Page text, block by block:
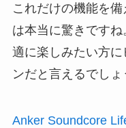
これだけの機能を
は本当に驚きです
適に楽しみたい方
ンだと言えるでしょ
Anker Soundcore